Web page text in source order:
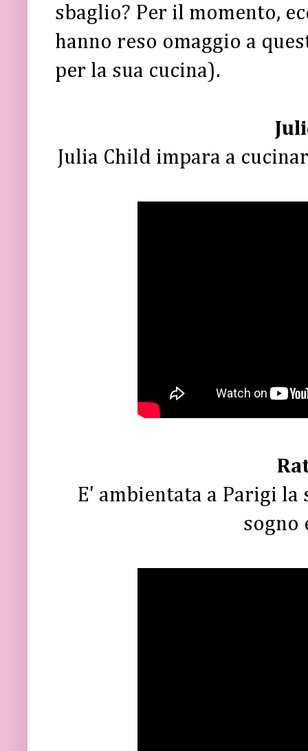
sbaglio? Per il momento,
hanno reso omaggio a
per la sua cucina).
Julia Child impara a
E' ambientata a Parigi
sogno